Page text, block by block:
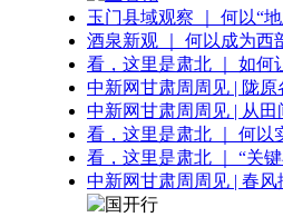
玉门县域观察 ｜ 何以“
酒泉新观 ｜ 何以成为西
看，这里是肃北 ｜ 如何
中新网甘肃周周见 | 陇
中新网甘肃周周见 | 从
看，这里是肃北 ｜ 何以
看，这里是肃北 ｜ “关
中新网甘肃周周见 | 春